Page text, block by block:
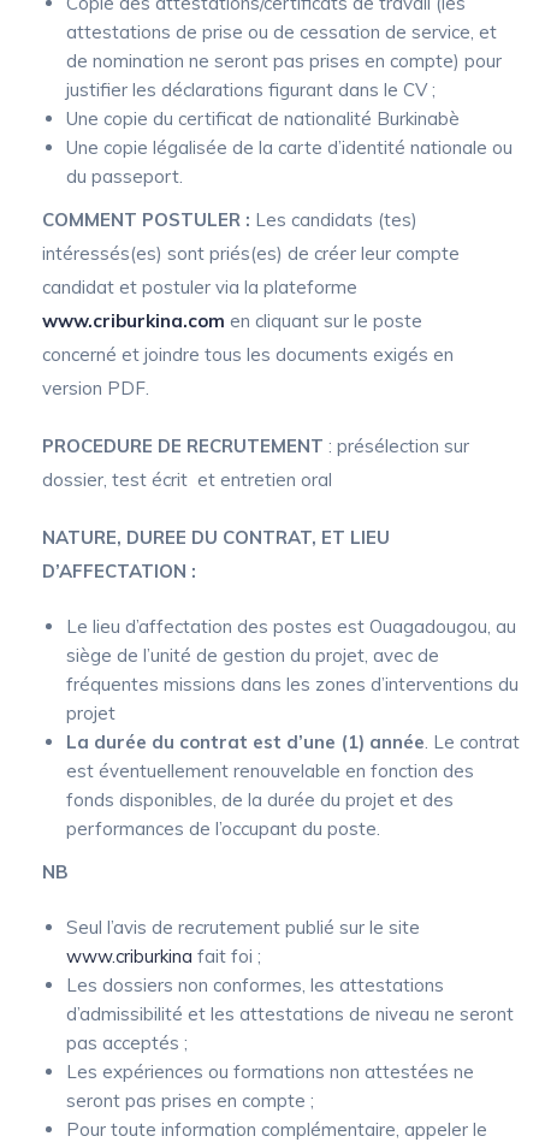
attestations de prise ou de cessation de service, et
de nomination ne seront pas prises en compte) pour
justifier les déclarations figurant dans le CV ;
Une copie du certificat de nationalité Burkinabè
Une copie légalisée de la carte d’identité nationale ou
du passeport.
COMMENT POSTULER : Les candidats (tes)
intéressés(es) sont priés(es) de créer leur compte
candidat et postuler via la plateforme
www.criburkina.com en cliquant sur le poste
concerné et joindre tous les documents exigés en
version PDF.
PROCEDURE DE RECRUTEMENT : présélection sur
dossier, test écrit et entretien oral
NATURE, DUREE DU CONTRAT, ET LIEU
D’AFFECTATION :
Le lieu d’affectation des postes est Ouagadougou, au
siège de l’unité de gestion du projet, avec de
fréquentes missions dans les zones d’interventions du
projet
La durée du contrat est d’une (1) année. Le contrat
est éventuellement renouvelable en fonction des
fonds disponibles, de la durée du projet et des
performances de l’occupant du poste.
NB
Seul l’avis de recrutement publié sur le site
www.criburkina fait foi ;
Les dossiers non conformes, les attestations
d’admissibilité et les attestations de niveau ne seront
pas acceptés ;
Les expériences ou formations non attestées ne
seront pas prises en compte ;
Pour toute information complémentaire, appeler le